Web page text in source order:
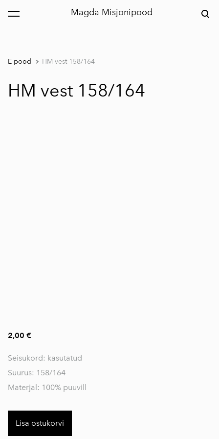
Magda Misjonipood
lisati ostukorvi. Vaata ostukorvi
E-pood HM vest 158/164
HM vest 158/164
2,00 €
Seisukord: kasutatud
Suurus: 158/164
Materjal: 100% puuvill
Lisa ostukorvi